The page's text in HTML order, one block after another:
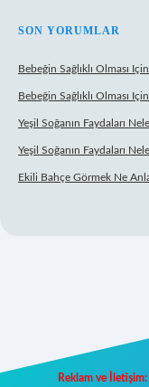
SON YORUMLAR
Bebeğin Sağlıklı Olması
Bebeğin Sağlıklı Olması
Yeşil Soğanın Faydaları
Yeşil Soğanın Faydaları
Ekili Bahçe Görmek Ne
Reklam ve İletişim: